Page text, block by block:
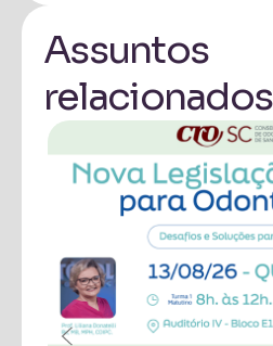
Assuntos
relacionados